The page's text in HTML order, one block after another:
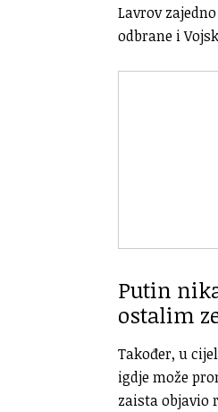
Lavrov
odbrane i
Putin
ostalim
Također, u
igdje može
zaista objavio